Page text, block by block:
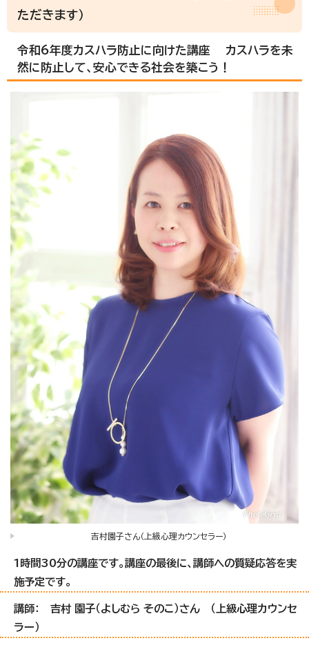
ただきます）
令和6年度カスハラ防止に向けた講座 カスハラを未
然に防止して、安心できる社会を築こう！
吉村園子さん（上級心理カウンセラー）
1時間30分の講座です。講座の最後に、講師への質疑応答を実
施予定です。
講師： 吉村 園子（よしむら そのこ）さん （上級心理カウンセ
ラー）